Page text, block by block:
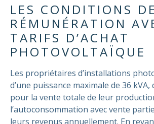
LES CONDITIONS DE
RÉMUNÉRATION
TARIFS D’ACHAT
PHOTOVOLTAÏQUE
Les propriétaires d’installations
d’une puissance maximale de 36 kVA,
pour la vente totale de leur
l’autoconsommation avec vente
leurs revenus annuellement. En